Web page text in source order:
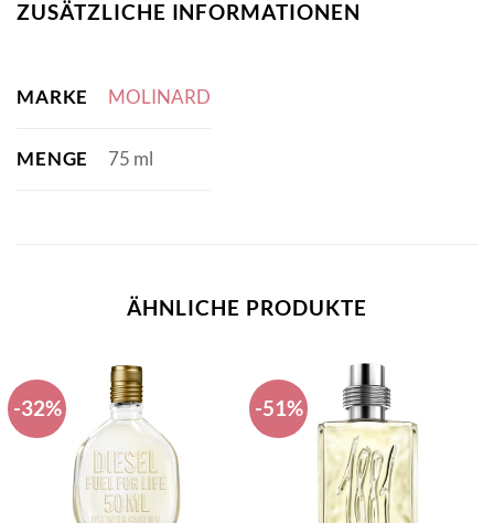
ZUSÄTZLICHE INFORMATIONEN
MARKE MOLINARD
MENGE 75 ml
ÄHNLICHE PRODUKTE
-32% -51%